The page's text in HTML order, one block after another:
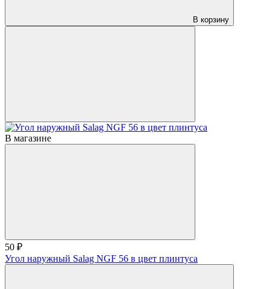
В корзину
В магазине
50 ₽
Угол наружный Salag NGF 56 в цвет плинтуса